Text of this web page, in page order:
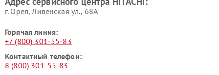
г. Орёл, Ливенская ул., 68А
Горячая линия:
+7 (800) 301-55-83
Контактный телефон:
8 (800) 301-55-83